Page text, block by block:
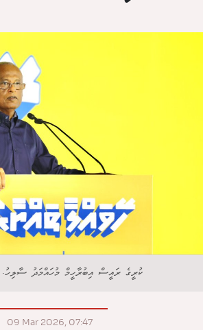
ކުރީގެ ރައީސް އިބުރާހީމް މުހައްމަދު ސާލިހު.
09 Mar 2026, 07:47